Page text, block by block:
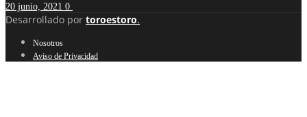
20 junio, 2021 0
Desarrollado por toroestoro.
Nosotros
Aviso de Privacidad